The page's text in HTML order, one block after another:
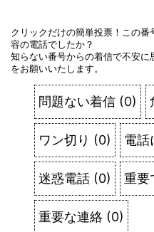
クリックだけの簡単投票！この
容の電話でしたか？
知らない番号からの着信で不安に
をお願いいたします。
問題ない着信 (0)
ワン切り (0) 電話
迷惑電話 (0) 重要
重要な連絡 (0)